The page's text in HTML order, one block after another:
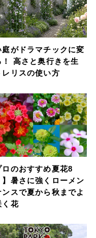
庭がドラマチックに変
！ 高さと奥行きを生
レリスの使い方
ロのおすすめ夏花8
】暑さに強くローメン
ンスで夏から秋までよ
く花